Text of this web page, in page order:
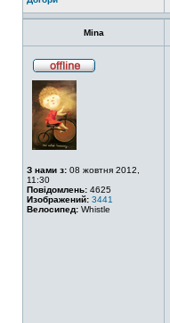
Mina
З нами з: 08 жовтня 2012,
11:30
Повідомлень: 4625
Изображений: 3441
Велосипед: Whistle